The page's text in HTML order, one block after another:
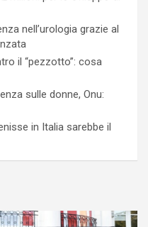
nell’urologia grazie al
il “pezzotto”: cosa
sulle donne, Onu:
in Italia sarebbe il